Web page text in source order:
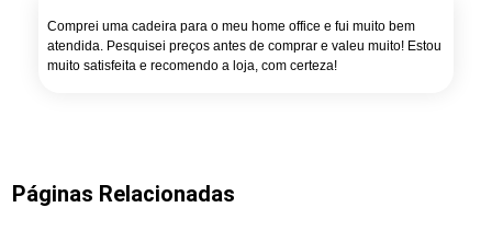
Comprei uma cadeira para o meu home office e fui muito bem
atendida. Pesquisei preços antes de comprar e valeu muito! Estou
muito satisfeita e recomendo a loja, com certeza!
Páginas Relacionadas